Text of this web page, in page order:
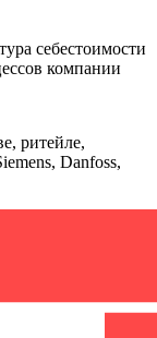
себестоимости
компании
ритейле,
Danfoss,